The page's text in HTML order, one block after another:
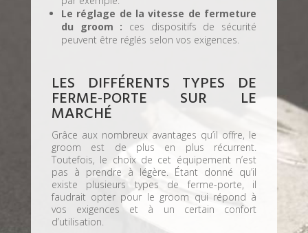
Le réglage de la vitesse de fermeture
du groom : ces dispositifs de sécurité
peuvent être réglés selon vos exigences.
LES DIFFÉRENTS TYPES DE
FERME-PORTE SUR LE
MARCHÉ
Grâce aux nombreux avantages qu’il offre, le
groom est de plus en plus récurrent.
Toutefois, le choix de cet équipement n’est
pas à prendre à légère. Étant donné qu’il
existe plusieurs types de ferme-porte, il
faudrait opter pour le groom qui répond à
vos exigences et à un certain confort
d’utilisation.